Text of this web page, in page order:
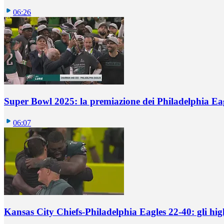
06:26
Super Bowl 2025: la premiazione dei Philadelphia
06:07
Kansas City Chiefs-Philadelphia Eagles 22-40: gli